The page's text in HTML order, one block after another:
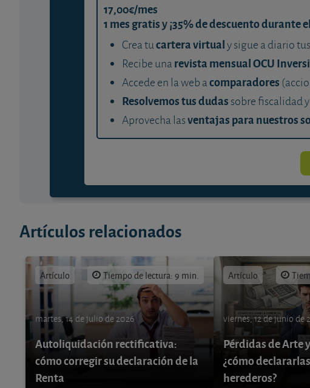
17,00€/mes
1 mes gratis y ¡35% de descuento durante
Crea tucartera virtualy sigue a diario
Recibe unarevista mensual OCU
Accede en la web acomparadores
Resolvemos tus dudas sobre fiscalidad
Aprovecha lasventajas para nuestros
Artículos relacionados
Artículo Tiempo de lectura: 9 min.
martes, 14 de julio de 2026
Autoliquidación rectificativa:
cómo corregir su declaración de la
Renta
Artículo
viernes, 12 de junio de
Pérdidas de Arte
¿cómo
herederos?